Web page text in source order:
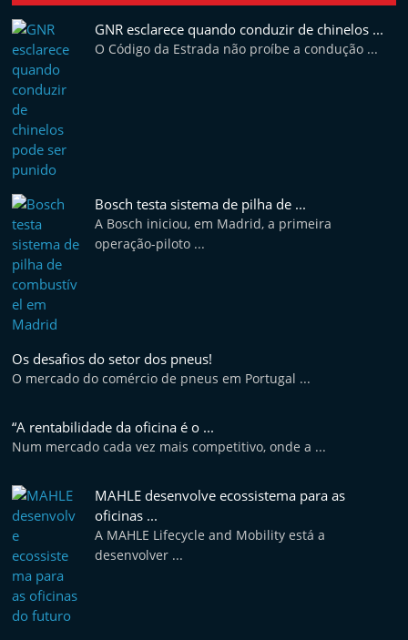
GNR esclarece quando conduzir de chinelos ...
O Código da Estrada não proíbe a condução ...
Bosch testa sistema de pilha de ...
A Bosch iniciou, em Madrid, a primeira
operação-piloto ...
Os desafios do setor dos pneus!
O mercado do comércio de pneus em Portugal ...
“A rentabilidade da oficina é o ...
Num mercado cada vez mais competitivo, onde a ...
MAHLE desenvolve ecossistema para as
oficinas ...
A MAHLE Lifecycle and Mobility está a
desenvolver ...